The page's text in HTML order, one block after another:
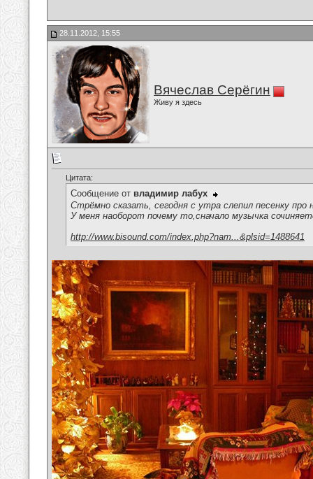
28.11.2012, 15:55
Вячеслав Серёгин
Живу я здесь
Цитата:
Сообщение от владимир лабух
Стрёмно сказать, сегодня с утра слепил песенку про
У меня наоборот почему то,сначало музычка
http://www.bisound.com/index.php?nam...&plsid=1488641